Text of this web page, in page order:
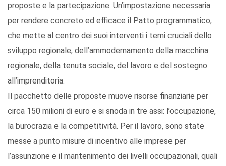
proposte e la partecipazione. Un’impostazione necessaria
per rendere concreto ed efficace il Patto programmatico,
che mette al centro dei suoi interventi i temi cruciali dello
sviluppo regionale, dell’ammodernamento della macchina
regionale, della tenuta sociale, del lavoro e del sostegno
all’imprenditoria.
Il pacchetto delle proposte muove risorse finanziarie per
circa 150 milioni di euro e si snoda in tre assi: l’occupazione,
la burocrazia e la competitività. Per il lavoro, sono state
messe a punto misure di incentivo alle imprese per
l’assunzione e il mantenimento dei livelli occupazionali, quali